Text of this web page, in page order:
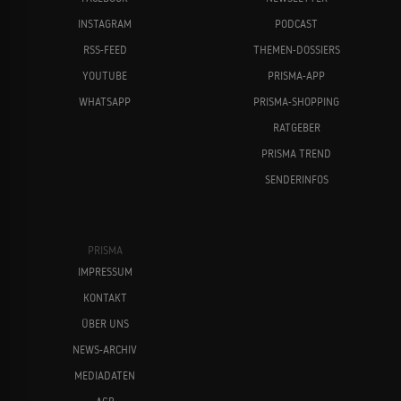
INSTAGRAM
RSS-FEED
YOUTUBE
WHATSAPP
PODCAST
THEMEN-DOSSIERS
PRISMA-APP
PRISMA-SHOPPING
RATGEBER
PRISMA TREND
SENDERINFOS
PRISMA
IMPRESSUM
KONTAKT
ÜBER UNS
NEWS-ARCHIV
MEDIADATEN